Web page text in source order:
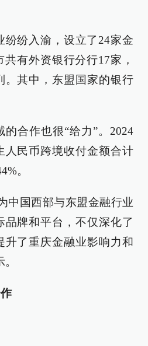
纷纷入渝，设立了24家金
有外资银行分行17家，
。其中，东盟国家的银行
合作也很“给力”。2024
人民币跨境收付金额合计
。
中国西部与东盟金融行业
品牌和平台，不仅深化了
升了重庆金融业影响力和